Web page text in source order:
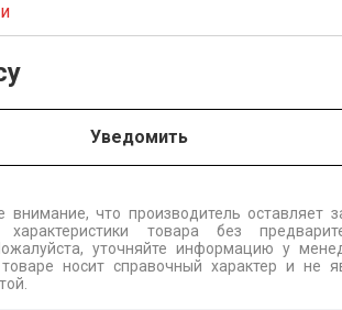
Уведомить
что производитель оставляет
товара без
уточняйте информацию у
носит справочный характер и не